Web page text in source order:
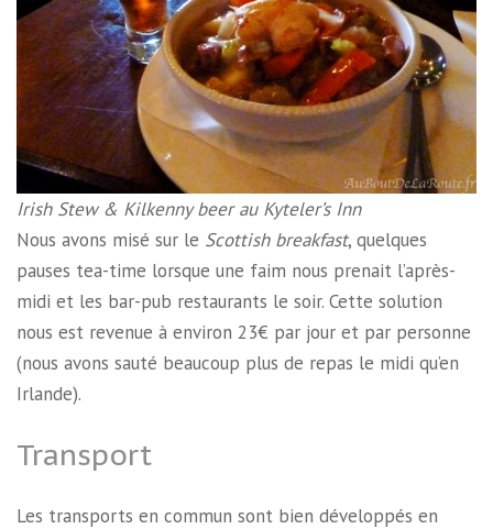
Irish Stew & Kilkenny beer au Kyteler’s Inn
Nous avons misé sur le Scottish breakfast, quelques
pauses tea-time lorsque une faim nous prenait l’après-
midi et les bar-pub restaurants le soir. Cette solution
nous est revenue à environ 23€ par jour et par personne
(nous avons sauté beaucoup plus de repas le midi qu’en
Irlande).
Transport
Les transports en commun sont bien développés en